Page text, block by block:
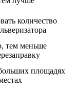
количество
тем меньше
площадях